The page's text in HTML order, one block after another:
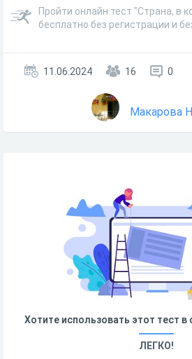
Пройти онлайн тест "Страна, в
бесплатно без регистрации и
11.06.2024 16 0
Макарова
Хотите использовать этот тест в
ЛЕГКО!